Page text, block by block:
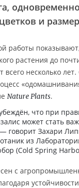
и
работы
растения до
всего несколько лет.
Nature Plants.
что при
может стать
— говорит Захари
из
(Cold Spring
с